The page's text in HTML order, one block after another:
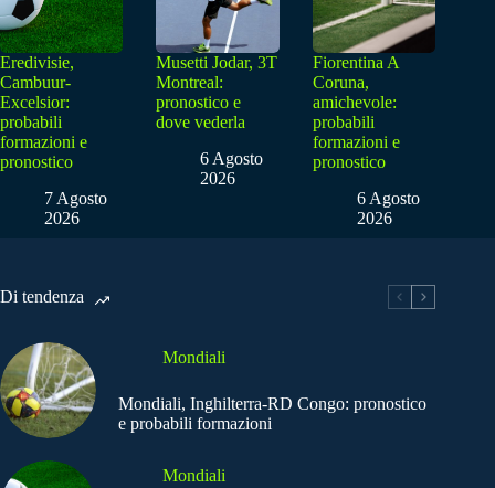
Eredivisie,
Cambuur-
Excelsior:
probabili
formazioni e
pronostico
7 Agosto
2026
Musetti Jodar, 3T
Montreal:
pronostico e
dove vederla
6 Agosto
2026
Fiorentina A
Coruna,
amichevole:
probabili
formazioni e
pronostico
6 Agosto
2026
Di tendenza
Mondiali
Mondiali, Inghilterra-RD Congo: pronostico
e probabili formazioni
Mondiali